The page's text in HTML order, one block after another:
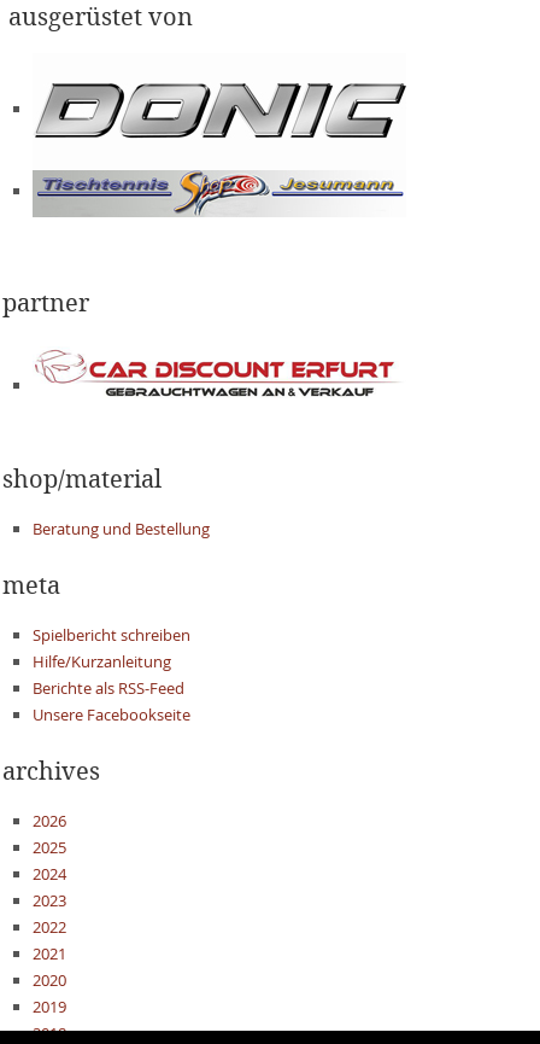
ausgerüstet von
partner
shop/material
Beratung und Bestellung
meta
Spielbericht schreiben
Hilfe/Kurzanleitung
Berichte als RSS-Feed
Unsere Facebookseite
archives
2026
2025
2024
2023
2022
2021
2020
2019
2018